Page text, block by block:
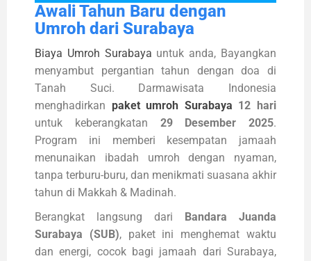
Awali Tahun Baru dengan
Umroh dari Surabaya
Biaya Umroh Surabaya untuk anda, Bayangkan
menyambut pergantian tahun dengan doa di
Tanah Suci. Darmawisata Indonesia
menghadirkan paket umroh Surabaya 12 hari
untuk keberangkatan 29 Desember 2025.
Program ini memberi kesempatan jamaah
menunaikan ibadah umroh dengan nyaman,
tanpa terburu-buru, dan menikmati suasana akhir
tahun di Makkah & Madinah.
Berangkat langsung dari Bandara Juanda
Surabaya (SUB), paket ini menghemat waktu
dan energi, cocok bagi jamaah dari Surabaya,